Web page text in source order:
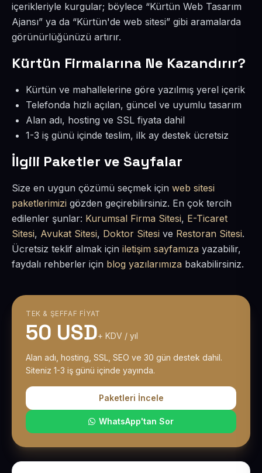
içerikleriyle kurgular; böylece “Kürtün Web Tasarım
Ajansı” ya da “Kürtün'de web sitesi” gibi aramalarda
görünürlüğünüzü artırır.
Kürtün Firmalarına Ne Kazandırır?
Kürtün ve mahallelerine göre yazılmış yerel içerik
Telefonda hızlı açılan, güncel ve uyumlu tasarım
Alan adı, hosting ve SSL fiyata dahil
1-3 iş günü içinde teslim, ilk ay destek ücretsiz
İlgili Paketler ve Sayfalar
Size en uygun çözümü seçmek için web sitesi
paketlerimizi gözden geçirebilirsiniz. En çok tercih
edilenler şunlar: Kurumsal Firma Sitesi, E-Ticaret
Sitesi, Avukat Sitesi, Doktor Sitesi ve Restoran Sitesi.
Ücretsiz teklif almak için iletişim sayfamıza yazabilir,
faydalı rehberler için blog yazılarımıza bakabilirsiniz.
TEK & ŞEFFAF FIYAT
50 USD+ KDV / yıl
Alan adı, hosting, SSL, SEO ve 30 gün destek dahil.
Siteniz 1-3 iş günü içinde yayında.
Paketleri İncele
WhatsApp'tan Sor